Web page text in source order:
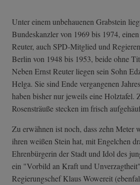
Unter einem unbehauenen Grabstein
Bundeskanzler von 1969 bis 1974,
Reuter, auch SPD-Mitglied und
Berlin von 1948 bis 1953, beide ohne
Neben Ernst Reuter liegen sein Sohn
Helga. Sie sind Ende vergangenen
haben bisher nur jeweils eine Holztafel.
Rosensträuße stecken im frisch
Zu erwähnen ist noch, dass zehn Meter
ihren weißen Stein hat, mit Engelchen
Ehrenbürgerin der Stadt und Idol des
ein "Vorbild an Kraft und
Regierungschef Klaus Wowereit